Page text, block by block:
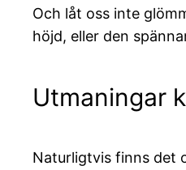
Och låt oss inte
höjd, eller den
Utmaningar
Naturligtvis finns det